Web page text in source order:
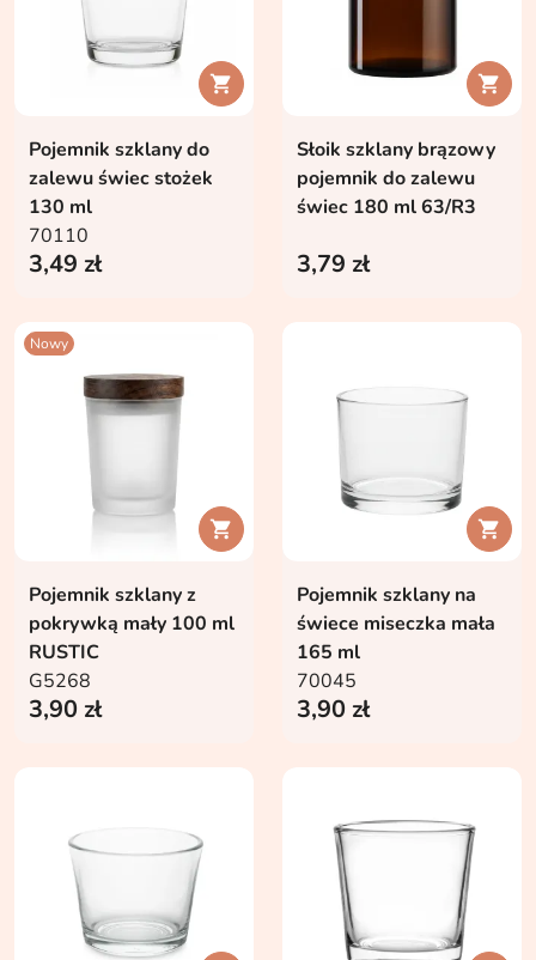

Pojemnik szklany do
zalewu świec stożek
130 ml
70110
3,49 zł

Słoik szklany brązowy
pojemnik do zalewu
świec 180 ml 63/R3
3,79 zł
Nowy

Pojemnik szklany z
pokrywką mały 100 ml
RUSTIC
G5268
3,90 zł

Pojemnik szklany na
świece miseczka mała
165 ml
70045
3,90 zł